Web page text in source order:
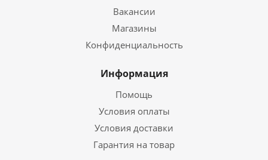
Вакансии
Магазины
Конфиденциальность
Информация
Помощь
Условия оплаты
Условия доставки
Гарантия на товар